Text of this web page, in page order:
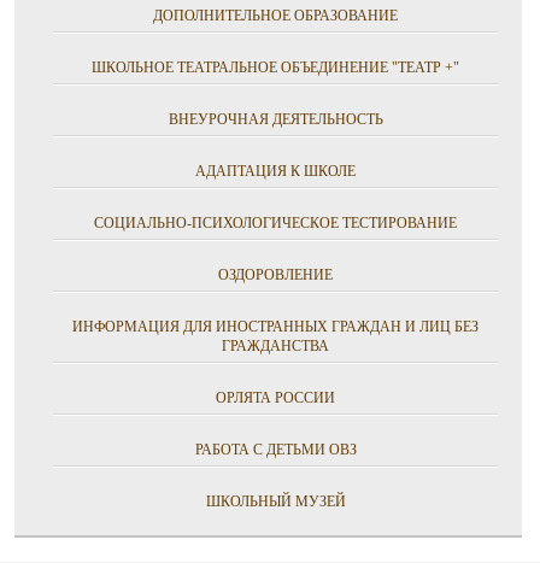
ДОПОЛНИТЕЛЬНОЕ ОБРАЗОВАНИЕ
ШКОЛЬНОЕ ТЕАТРАЛЬНОЕ ОБЪЕДИНЕНИЕ "ТЕАТР +"
ВНЕУРОЧНАЯ ДЕЯТЕЛЬНОСТЬ
АДАПТАЦИЯ К ШКОЛЕ
СОЦИАЛЬНО-ПСИХОЛОГИЧЕСКОЕ ТЕСТИРОВАНИЕ
ОЗДОРОВЛЕНИЕ
ИНФОРМАЦИЯ ДЛЯ ИНОСТРАННЫХ ГРАЖДАН И ЛИЦ БЕЗ
ГРАЖДАНСТВА
ОРЛЯТА РОССИИ
РАБОТА С ДЕТЬМИ ОВЗ
ШКОЛЬНЫЙ МУЗЕЙ